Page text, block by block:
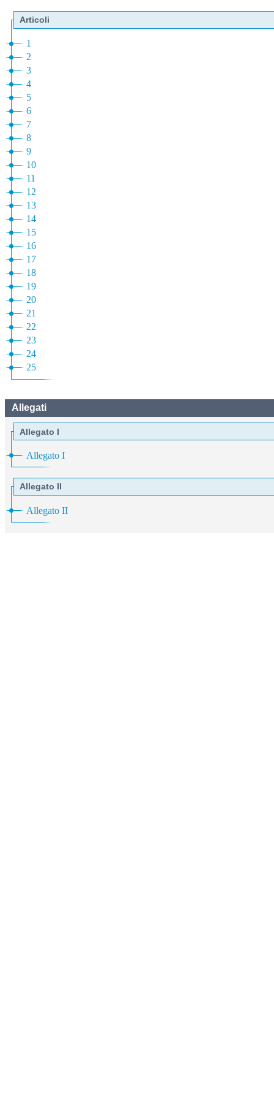
Articoli
1
2
3
4
5
6
7
8
9
10
11
12
13
14
15
16
17
18
19
20
21
22
23
24
25
Allegati
Allegato I
Allegato I
Allegato II
Allegato II